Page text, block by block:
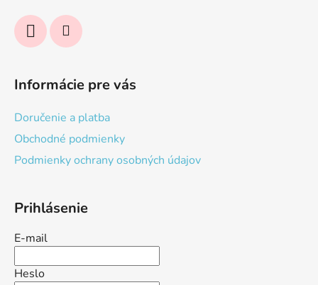
Informácie pre vás
Doručenie a platba
Obchodné podmienky
Podmienky ochrany osobných údajov
Prihlásenie
E-mail
Heslo